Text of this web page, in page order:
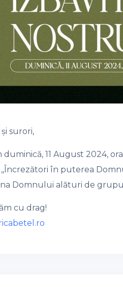
surori,
duminică, 11 August 2024,
în puterea
Domnului alături de
cu drag!